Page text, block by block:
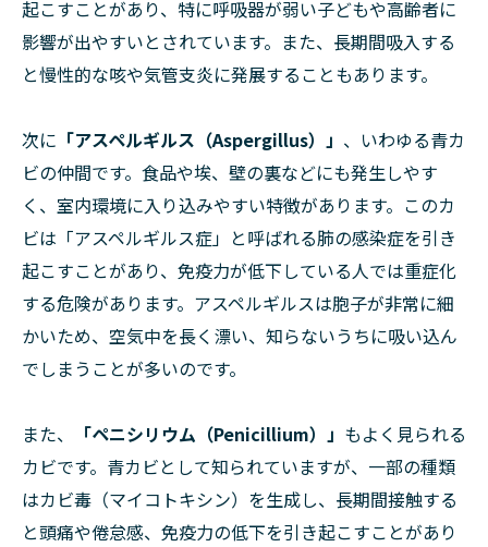
起こすことがあり、特に呼吸器が弱い子どもや高齢者に
影響が出やすいとされています。また、長期間吸入する
と慢性的な咳や気管支炎に発展することもあります。
次に 「アスペルギルス（Aspergillus）」 、いわゆる青カ
ビの仲間です。食品や埃、壁の裏などにも発生しやす
く、室内環境に入り込みやすい特徴があります。このカ
ビは「アスペルギルス症」と呼ばれる肺の感染症を引き
起こすことがあり、免疫力が低下している人では重症化
する危険があります。アスペルギルスは胞子が非常に細
かいため、空気中を長く漂い、知らないうちに吸い込ん
でしまうことが多いのです。
また、 「ペニシリウム（Penicillium）」 もよく見られる
カビです。青カビとして知られていますが、一部の種類
はカビ毒（マイコトキシン）を生成し、長期間接触する
と頭痛や倦怠感、免疫力の低下を引き起こすことがあり